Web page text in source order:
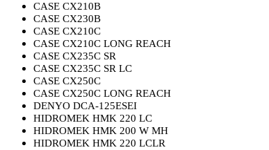
CASE CX210B
CASE CX230B
CASE CX210C
CASE CX210C LONG REACH
CASE CX235C SR
CASE CX235C SR LC
CASE CX250C
CASE CX250C LONG REACH
DENYO DCA-125ESEI
HIDROMEK HMK 220 LC
HIDROMEK HMK 200 W MH
HIDROMEK HMK 220 LCLR